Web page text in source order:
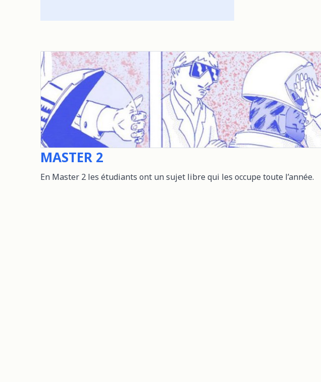
MASTER 2
En Master 2 les étudiants ont un sujet libre qui les occupe toute l’année.